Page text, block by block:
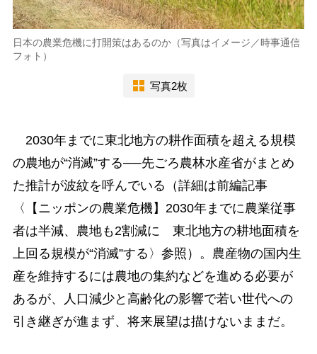
日本の農業危機に打開策はあるのか（写真はイメージ／時事通信
フォト）
写真2枚
2030年までに東北地方の耕作面積を超える規模
の農地が“消滅”する──先ごろ農林水産省がまとめ
た推計が波紋を呼んでいる（詳細は前編記事
〈【ニッポンの農業危機】2030年までに農業従事
者は半減、農地も2割減に 東北地方の耕地面積を
上回る規模が“消滅”する〉参照）。農産物の国内生
産を維持するには農地の集約などを進める必要が
あるが、人口減少と高齢化の影響で若い世代への
引き継ぎが進まず、将来展望は描けないままだ。